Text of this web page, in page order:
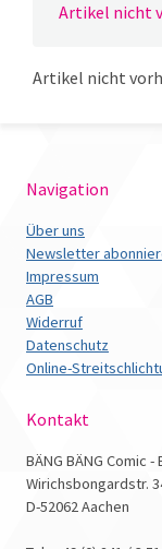
Artikel nicht
Artikel nicht
Navigation
Über uns
Newsletter
Impressum
AGB
Widerruf
Datenschutz
Online-
Kontakt
BÄNG BÄNG Comic
Wirichsbongardstr.
D-52062 Aachen